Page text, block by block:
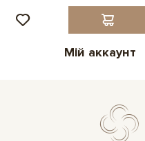
Мій аккаунт